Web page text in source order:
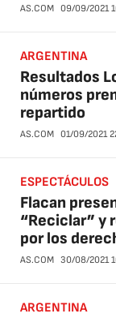
AS.COM 09/09/2021
ARGENTINA
Resultados
números
repartido
AS.COM 01/09/2021
ESPECTÁCULOS
Flacan
“Reciclar” y
por los
AS.COM 30/08/2021
ARGENTINA